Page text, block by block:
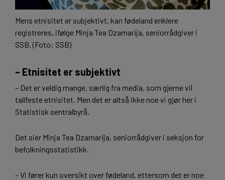
Mens etnisitet er subjektivt, kan fødeland enklere
registreres, ifølge Minja Tea Dzamarija, seniorrådgiver i
SSB. (Foto: SSB)
– Etnisitet er subjektivt
– Det er veldig mange, særlig fra media, som gjerne vil
tallfeste etnisitet. Men det er altså ikke noe vi gjør her i
Statistisk sentralbyrå.
Det sier Minja Tea Dzamarija, seniorrådgiver i seksjon for
befolkningsstatistikk.
– Vi fører kun oversikt over fødeland, ettersom det er noe